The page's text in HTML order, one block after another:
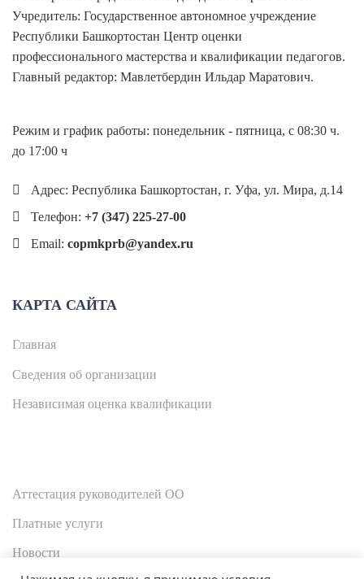
Учредитель: Государственное автономное учреждение
Республики Башкортостан Центр оценки
профессионального мастерства и квалификации педагогов.
Главный редактор: Мавлетбердин Ильдар Маратович.
Режим и график работы: понедельник - пятница, с 08:30 ч.
до 17:00 ч
Адрес: Республика Башкортостан, г. Уфа, ул. Мира, д.14
Телефон: +7 (347) 225-27-00
Email: copmkprb@yandex.ru
КАРТА САЙТА
Главная
Сведения об организации
Независимая оценка квалификации
Аттестация руководителей ОО
Платные услуги
Новости